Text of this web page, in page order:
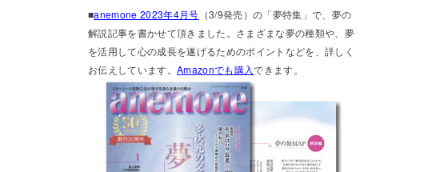
■anemone 2023年4月号 （3/9発売）の「夢特集」で、夢の
解説記事を書かせて頂きました。さまざまな夢の種類や、夢
を活用して心の成長を遂げるためのポイントなどを、詳しく
お伝えしています。 Amazonでも購入できます。